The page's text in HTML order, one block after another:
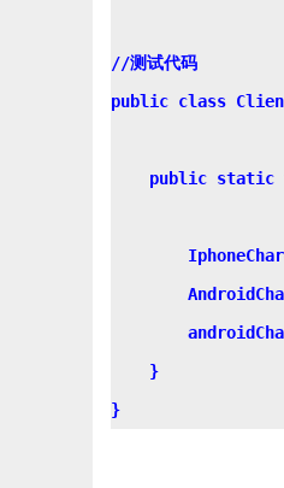
//测试代码
public class
public static
    }